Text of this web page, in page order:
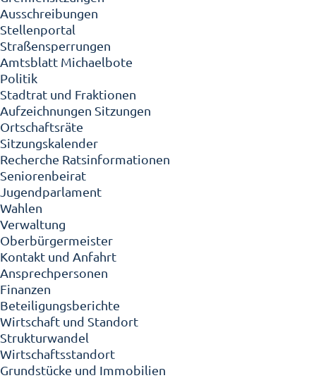
Ausschreibungen
Stellenportal
Straßensperrungen
Amtsblatt Michaelbote
Politik
Stadtrat und Fraktionen
Aufzeichnungen Sitzungen
Ortschaftsräte
Sitzungskalender
Recherche Ratsinformationen
Seniorenbeirat
Jugendparlament
Wahlen
Verwaltung
Oberbürgermeister
Kontakt und Anfahrt
Ansprechpersonen
Finanzen
Beteiligungsberichte
Wirtschaft und Standort
Strukturwandel
Wirtschaftsstandort
Grundstücke und Immobilien